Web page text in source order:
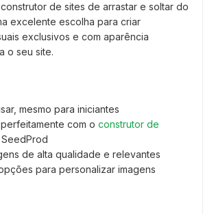
de sites de arrastar e soltar do
excelente escolha para criar
exclusivos e com aparência
o seu site.
mesmo para iniciantes
com o construtor de
de alta qualidade e relevantes
para personalizar imagens